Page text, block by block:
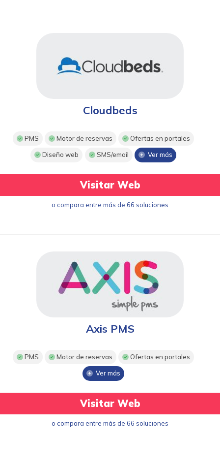
Cloudbeds
PMS Motor de reservas Ofertas en portales
Diseño web SMS/email Ver más
Visitar Web
o compara entre más de 66 soluciones
Axis PMS
PMS Motor de reservas Ofertas en portales
Ver más
Visitar Web
o compara entre más de 66 soluciones